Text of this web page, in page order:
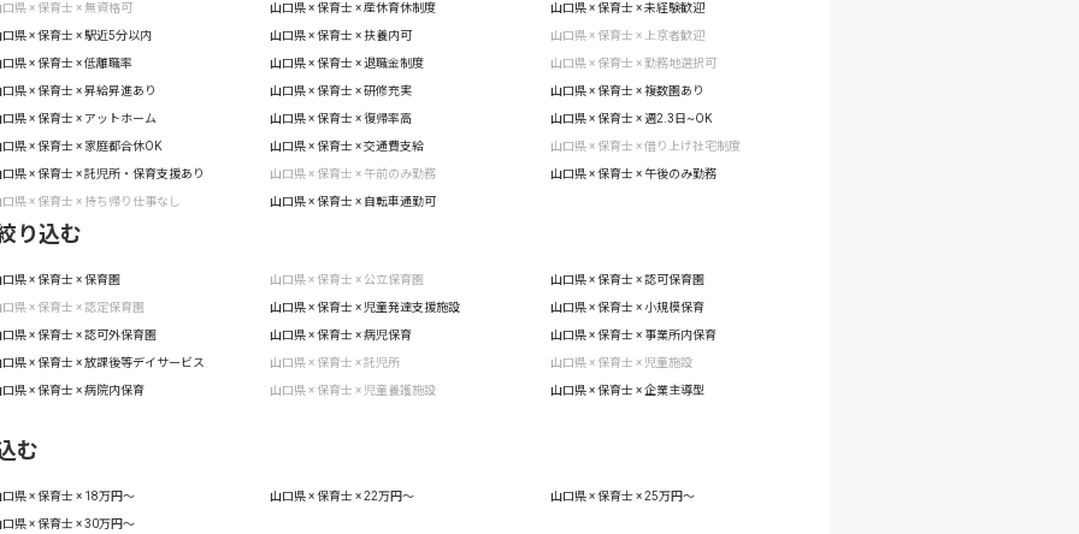
県 × 保育士 × 無資格可 山口県 × 保育士 × 産休育休制度 山口県 × 保育士 × 未経験歓迎
県 × 保育士 × 駅近5分以内 山口県 × 保育士 × 扶養内可 山口県 × 保育士 × 上京者歓迎
県 × 保育士 × 低離職率 山口県 × 保育士 × 退職金制度 山口県 × 保育士 × 勤務地選択可
県 × 保育士 × 昇給昇進あり 山口県 × 保育士 × 研修充実 山口県 × 保育士 × 複数園あり
県 × 保育士 × アットホーム 山口県 × 保育士 × 復帰率高 山口県 × 保育士 × 週2.3日~OK
県 × 保育士 × 家庭都合休OK 山口県 × 保育士 × 交通費支給 山口県 × 保育士 × 借り上げ社宅制度
県 × 保育士 × 託児所・保育支援あり 山口県 × 保育士 × 午前のみ勤務 山口県 × 保育士 × 午後のみ勤務
県 × 保育士 × 持ち帰り仕事なし 山口県 × 保育士 × 自転車通勤可
り込む
県 × 保育士 × 保育園 山口県 × 保育士 × 公立保育園 山口県 × 保育士 × 認可保育園
県 × 保育士 × 認定保育園 山口県 × 保育士 × 児童発達支援施設 山口県 × 保育士 × 小規模保育
県 × 保育士 × 認可外保育園 山口県 × 保育士 × 病児保育 山口県 × 保育士 × 事業所内保育
県 × 保育士 × 放課後等デイサービス 山口県 × 保育士 × 託児所 山口県 × 保育士 × 児童施設
県 × 保育士 × 病院内保育 山口県 × 保育士 × 児童養護施設 山口県 × 保育士 × 企業主導型
む
県 × 保育士 × 18万円〜 山口県 × 保育士 × 22万円〜 山口県 × 保育士 × 25万円〜
県 × 保育士 × 30万円〜